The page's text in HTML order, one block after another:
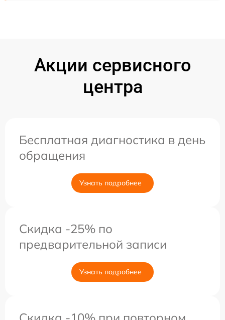
Акции сервисного
центра
Бесплатная диагностика в день
обращения
Узнать подробнее
Скидка -25% по
предварительной записи
Узнать подробнее